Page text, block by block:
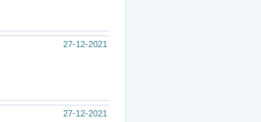
27-12-2021
27-12-2021